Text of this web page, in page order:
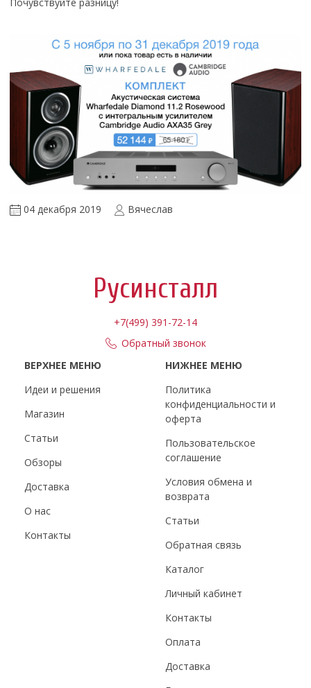
04 декабря 2019 Вячеслав
Русинсталл
+7(499) 391-72-14
Обратный звонок
ВЕРХНЕЕ МЕНЮ
Идеи и решения
Магазин
Статьи
Обзоры
Доставка
О нас
Контакты
НИЖНЕЕ МЕНЮ
Политика
конфиденциальности и
оферта
Пользовательское
соглашение
Условия обмена и
возврата
Статьи
Обратная связь
Каталог
Личный кабинет
Контакты
Оплата
Доставка